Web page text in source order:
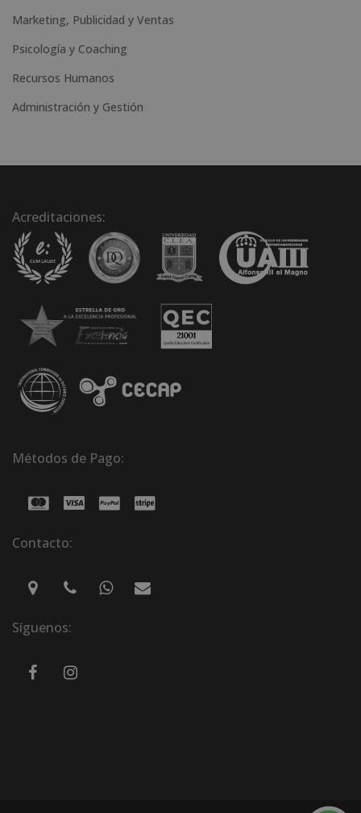
Marketing, Publicidad y Ventas
Psicología y Coaching
Recursos Humanos
Administración y Gestión
Acreditaciones:
Métodos de Pago:
Contacto:
Síguenos: